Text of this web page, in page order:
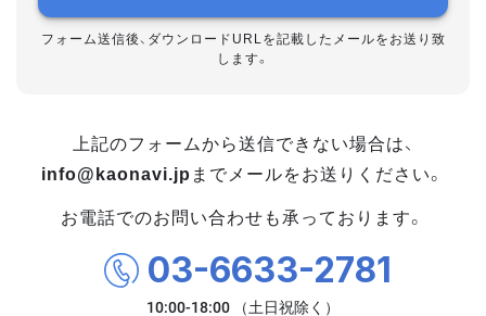
フォーム送信後、ダウンロードURLを記載したメールをお送り致
します。
上記のフォームから送信できない場合は、
info@kaonavi.jp までメールをお送りください。
お電話でのお問い合わせも承っております。
03-6633-2781